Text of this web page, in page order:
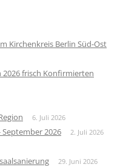
Kirchenkreis Berlin Süd-Ost
frisch Konfirmierten
6. Juli 2026
2026 2. Juli 2026
29. Juni 2026